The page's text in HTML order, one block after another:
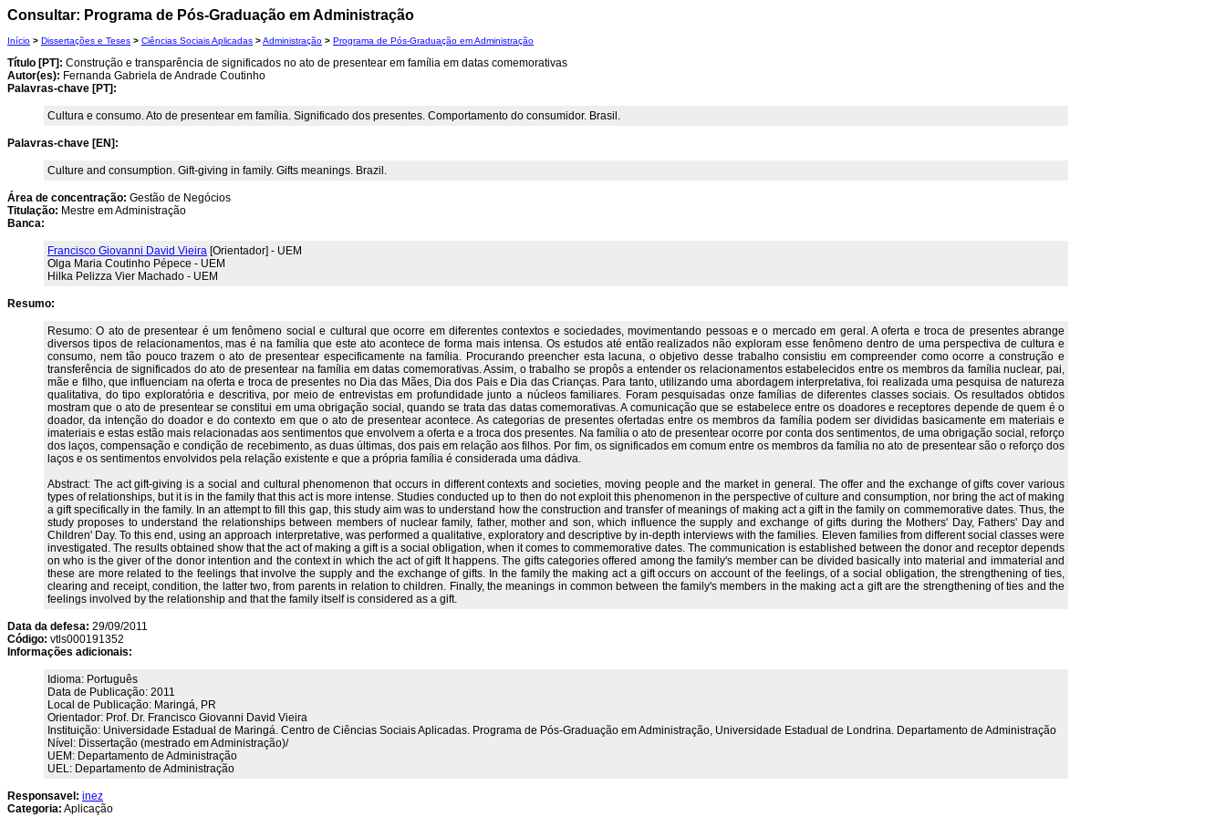
Consultar: Programa de Pós-Graduação em Administração
Início > Dissertações e Teses > Ciências Sociais Aplicadas >Administração > Programa de Pós-Graduação em Administração
Título [PT]: Construção e transparência de significados no ato de presentear em família em datas comemorativas
Autor(es): Fernanda Gabriela de Andrade Coutinho
Palavras-chave [PT]:
Cultura e consumo. Ato de presentear em família. Significado dos presentes. Comportamento do consumidor. Brasil.
Palavras-chave [EN]:
Culture and consumption. Gift-giving in family. Gifts meanings. Brazil.
Área de concentração: Gestão de Negócios
Titulação: Mestre em Administração
Banca:
Francisco Giovanni David Vieira [Orientador] - UEM
Olga Maria Coutinho Pépece - UEM
Hilka Pelizza Vier Machado - UEM
Resumo:
Resumo: O ato de presentear é um fenômeno social e cultural que ocorre em diferentes contextos e sociedades, movimentando pessoas e o mercado em geral. A oferta e troca de presentes abrange
diversos tipos de relacionamentos, mas é na família que este ato acontece de forma mais intensa. Os estudos até então realizados não exploram esse fenômeno dentro de uma perspectiva de cultura e
consumo, nem tão pouco trazem o ato de presentear especificamente na família. Procurando preencher esta lacuna, o objetivo desse trabalho consistiu em compreender como ocorre a construção e
transferência de significados do ato de presentear na família em datas comemorativas. Assim, o trabalho se propôs a entender os relacionamentos estabelecidos entre os membros da família nuclear, pai,
mãe e filho, que influenciam na oferta e troca de presentes no Dia das Mães, Dia dos Pais e Dia das Crianças. Para tanto, utilizando uma abordagem interpretativa, foi realizada uma pesquisa de natureza
qualitativa, do tipo exploratória e descritiva, por meio de entrevistas em profundidade junto a núcleos familiares. Foram pesquisadas onze famílias de diferentes classes sociais. Os resultados obtidos
mostram que o ato de presentear se constitui em uma obrigação social, quando se trata das datas comemorativas. A comunicação que se estabelece entre os doadores e receptores depende de quem é o
doador, da intenção do doador e do contexto em que o ato de presentear acontece. As categorias de presentes ofertadas entre os membros da família podem ser divididas basicamente em materiais e
imateriais e estas estão mais relacionadas aos sentimentos que envolvem a oferta e a troca dos presentes. Na família o ato de presentear ocorre por conta dos sentimentos, de uma obrigação social, reforço
dos laços, compensação e condição de recebimento, as duas últimas, dos pais em relação aos filhos. Por fim, os significados em comum entre os membros da família no ato de presentear são o reforço dos
laços e os sentimentos envolvidos pela relação existente e que a própria família é considerada uma dádiva.
Abstract: The act gift-giving is a social and cultural phenomenon that occurs in different contexts and societies, moving people and the market in general. The offer and the exchange of gifts cover various
types of relationships, but it is in the family that this act is more intense. Studies conducted up to then do not exploit this phenomenon in the perspective of culture and consumption, nor bring the act of making
a gift specifically in the family. In an attempt to fill this gap, this study aim was to understand how the construction and transfer of meanings of making act a gift in the family on commemorative dates. Thus, the
study proposes to understand the relationships between members of nuclear family, father, mother and son, which influence the supply and exchange of gifts during the Mothers' Day, Fathers' Day and
Children' Day. To this end, using an approach interpretative, was performed a qualitative, exploratory and descriptive by in-depth interviews with the families. Eleven families from different social classes were
investigated. The results obtained show that the act of making a gift is a social obligation, when it comes to commemorative dates. The communication is established between the donor and receptor depends
on who is the giver of the donor intention and the context in which the act of gift It happens. The gifts categories offered among the family's member can be divided basically into material and immaterial and
these are more related to the feelings that involve the supply and the exchange of gifts. In the family the making act a gift occurs on account of the feelings, of a social obligation, the strengthening of ties,
clearing and receipt, condition, the latter two, from parents in relation to children. Finally, the meanings in common between the family's members in the making act a gift are the strengthening of ties and the
feelings involved by the relationship and that the family itself is considered as a gift.
Data da defesa: 29/09/2011
Código: vtls000191352
Informações adicionais:
Idioma: Português
Data de Publicação: 2011
Local de Publicação: Maringá, PR
Orientador: Prof. Dr. Francisco Giovanni David Vieira
Instituição: Universidade Estadual de Maringá. Centro de Ciências Sociais Aplicadas. Programa de Pós-Graduação em Administração, Universidade Estadual de Londrina. Departamento de Administração
Nível: Dissertação (mestrado em Administração)/
UEM: Departamento de Administração
UEL: Departamento de Administração
Responsavel: inez
Categoria: Aplicação